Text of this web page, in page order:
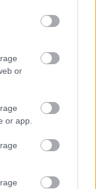
or
or app.
σύμφωνα
σε ποια θέση